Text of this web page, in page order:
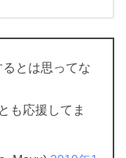
とは思ってな
も応援してま